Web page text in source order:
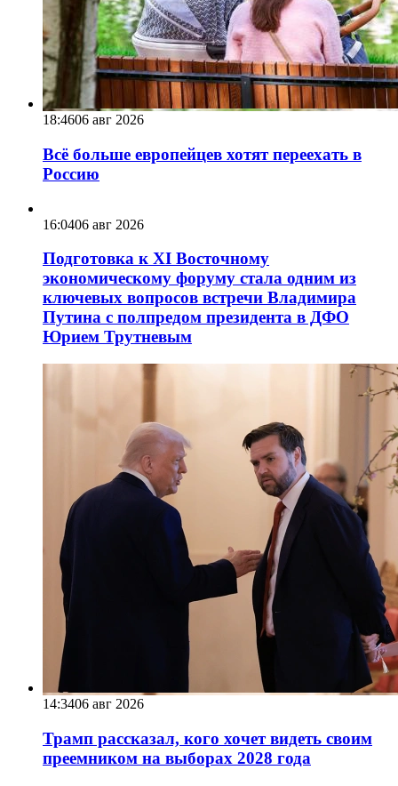
18:4606 авг 2026
Всё больше европейцев хотят переехать в
Россию
16:0406 авг 2026
Подготовка к XI Восточному
экономическому форуму стала одним из
ключевых вопросов встречи Владимира
Путина с полпредом президента в ДФО
Юрием Трутневым
14:3406 авг 2026
Трамп рассказал, кого хочет видеть своим
преемником на выборах 2028 года